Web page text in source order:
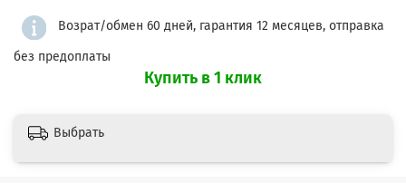
Возрат/обмен 60 дней, гарантия 12 месяцев, отправка
без предоплаты
Купить в 1 клик
Выбрать